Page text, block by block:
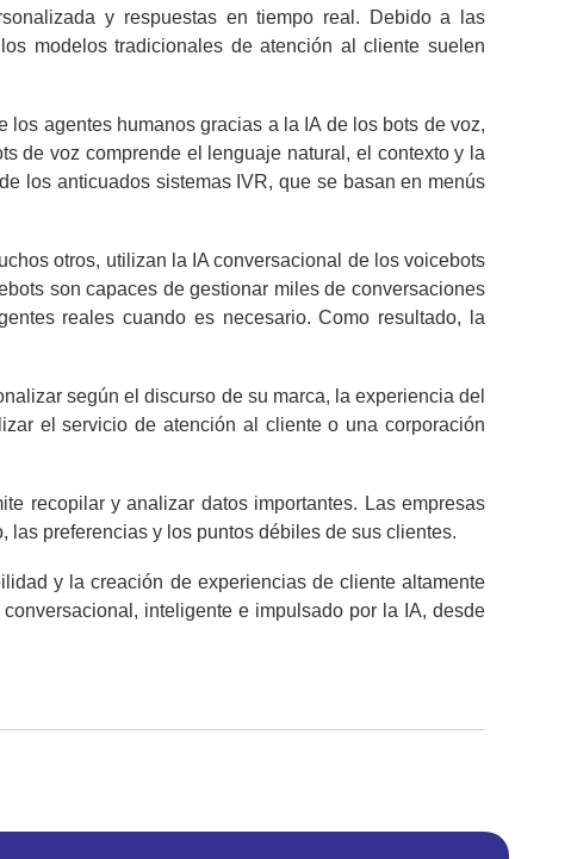
y respuestas en tiempo real. Debido a las
modelos tradicionales de atención al cliente suelen
agentes humanos gracias a la IA de los bots de voz,
de voz comprende el lenguaje natural, el contexto y la
los anticuados sistemas IVR, que se basan en menús
otros, utilizan la IA conversacional de los voicebots
son capaces de gestionar miles de conversaciones
reales cuando es necesario. Como resultado, la
según el discurso de su marca, la experiencia del
el servicio de atención al cliente o una corporación
recopilar y analizar datos importantes. Las empresas
las preferencias y los puntos débiles de sus clientes.
y la creación de experiencias de cliente altamente
inteligente e impulsado por la IA, desde